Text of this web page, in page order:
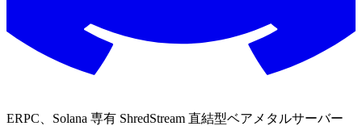
ERPC、Solana 専有 ShredStream 直結型ベアメタルサーバー